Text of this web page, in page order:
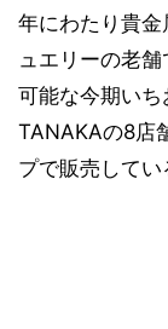
年にわたり貴
ュエリーの老
可能な今期い
TANAKAの8店
プで販売してい